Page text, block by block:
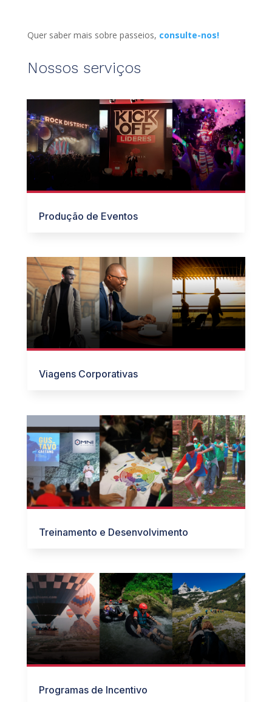
Quer saber mais sobre passeios, consulte-nos!
Nossos serviços
Produção de Eventos
Viagens Corporativas
Treinamento e Desenvolvimento
Programas de Incentivo